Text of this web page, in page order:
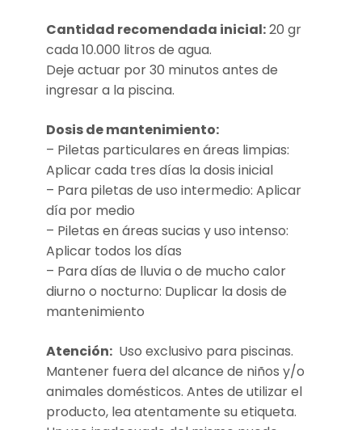
Cantidad recomendada inicial:20 gr
cada 10.000 litros de agua.
Deje actuar por 30 minutos antes de
ingresar a la piscina.
Dosis de mantenimiento:
– Piletas particulares en áreas limpias:
Aplicar cada tres días la dosis inicial
– Para piletas de uso intermedio: Aplicar
día por medio
– Piletas en áreas sucias y uso intenso:
Aplicar todos los días
– Para días de lluvia o de mucho calor
diurno o nocturno: Duplicar la dosis de
mantenimiento
Atención:Uso exclusivo para piscinas.
Mantener fuera del alcance de niños y/o
animales domésticos. Antes de utilizar el
producto, lea atentamente su etiqueta.